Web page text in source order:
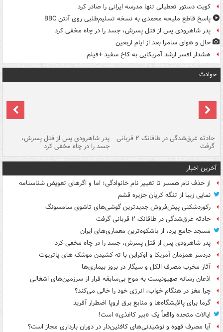
کویت دستور تعطیلی تنها مدرسه ایرانی را صادر کرد
پاسخ قاطع ملیحه محمدی به نسخه تسلیم‌طلبی روی آنتن BBC
پدر شاهرودی پس از قتل پسرش، جسد را در چاه مخفی کرد
حال و هوای سامرا بعد از ایام اربعین
هشدار افسر ارشد آمریکایی به کاخ سفید +فیلم
حوادث
حادثه غرق‌شدگی در طاقانک ۲ قربانی
گرفت
پدر شاهرودی پس از قتل پسرش،
جسد را در چاه مخفی کرد
آخرین اخبار
از حذف نام همسر تا تغییر نام خانوادگی؛ اما و اگرهای تعویض شناسنامه
نمایی زیبا از تنگه کریان جزیره قشم
رکوردشکنی پیش‌فروش جدیدترین گوشی‌های تاشوی سامسونگ
حادثه غرق‌شدگی در طاقانک ۲ قربانی گرفت
مسجد جامع یزد، از باشکوه‌ترین معماری‌های ایران
پدر شاهرودی پس از قتل پسرش، جسد را در چاه مخفی کرد
دردسر همزمان آمریکا و اوکراین با ته کشیدن موشک های پاتریوت
آثار مخرب مصرف الکل و سیگار در بروز بیماری‌ها
اذعان رسانه صهیونیست به موج بی‌سابقه فرار از سرزمین‌های اشغالی
چرا مغز در هنگام خواب، انرژی خود را خالی می‌کند؟
گرما برای پالایشگاه‌ها و منابع برق اروپا اضطرار آفرید
ایالات متحده واقعاً یک «ببر کاغذی» است!
آیا مصرف قهوه و نوشیدنی‌های کافئین‌دار در دوران بارداری مجاز است؟